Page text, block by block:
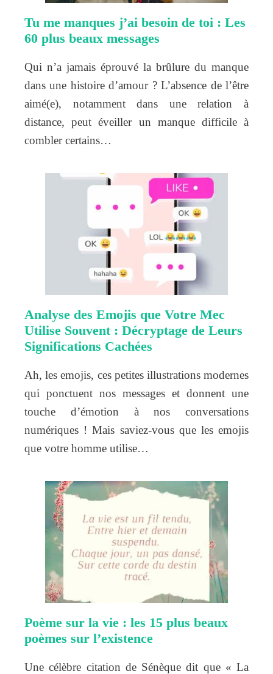
Tu me manques j’ai besoin de toi : Les
60 plus beaux messages
Qui n’a jamais éprouvé la brûlure du manque
dans une histoire d’amour ? L’absence de l’être
aimé(e), notamment dans une relation à
distance, peut éveiller un manque difficile à
combler certains…
Analyse des Emojis que Votre Mec
Utilise Souvent : Décryptage de Leurs
Significations Cachées
Ah, les emojis, ces petites illustrations modernes
qui ponctuent nos messages et donnent une
touche d’émotion à nos conversations
numériques ! Mais saviez-vous que les emojis
que votre homme utilise…
Poème sur la vie : les 15 plus beaux
poèmes sur l’existence
Une célèbre citation de Sénèque dit que « La